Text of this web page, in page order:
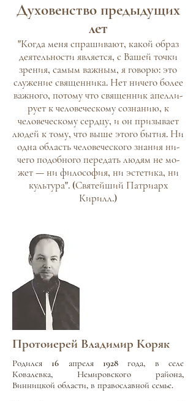
Духовенство предыдущих
лет
"Ког­да ме­ня спра­шива­ют, ка­кой образ
де­ятель­нос­ти яв­ля­ет­ся, с Ва­шей точ­ки
зре­ния, са­мым важ­ным, я го­ворю: это
слу­жение свя­щен­ни­ка. Нет ни­чего бо­лее
важ­но­го, по­тому что свя­щен­ник апел­ли­
ру­ет к че­лове­чес­ко­му соз­на­нию, к
человеческому сер­дцу, и он при­зыва­ет
лю­дей к то­му, что вы­ше это­го бы­тия. Ни
од­на об­ласть че­лове­чес­ко­го зна­ния ни­
чего по­доб­но­го передать лю­дям не мо­
жет — ни фи­лосо­фия, ни эс­те­тика, ни
куль­ту­ра". (Святейший Патриарх
Кирилл.)
Протоиерей Владимир Коряк
Родился 16 апреля 1928 года, в селе
Ковалевка, Немировского района,
Винницкой области, в православной семье.